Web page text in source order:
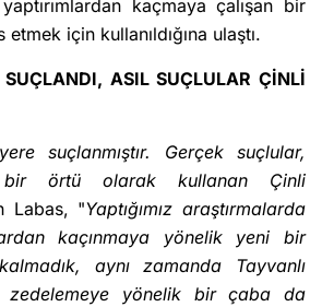
kaçmaya çalışan bir
için kullanıldığına ulaştı.
ASIL SUÇLULAR ÇİNLİ
suçlanmıştır. Gerçek suçlular,
bir örtü olarak kullanan Çinli
Labas, "Yaptığımız araştırmalarda
kaçınmaya yönelik yeni bir
aynı zamanda Tayvanlı
zedelemeye yönelik bir çaba da